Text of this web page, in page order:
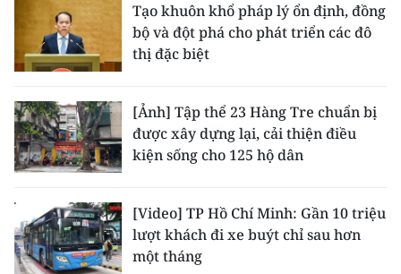
Tạo khuôn khổ pháp lý ổn định, đồng
bộ và đột phá cho phát triển các đô
thị đặc biệt
[Ảnh] Tập thể 23 Hàng Tre chuẩn bị
được xây dựng lại, cải thiện điều
kiện sống cho 125 hộ dân
[Video] TP Hồ Chí Minh: Gần 10 triệu
lượt khách đi xe buýt chỉ sau hơn
một tháng